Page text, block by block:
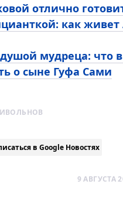
отлично
как
мудреца: что
о сыне Гуфа Сами
в Google Новостях
9 АВГУСТА